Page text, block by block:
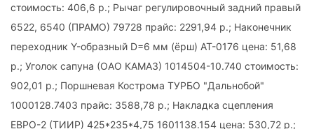
стоимость: 406,6 р.; Рычаг регулировочный задний правый
6522, 6540 (ПРАМО) 79728 прайс: 2291,94 р.; Наконечник
переходник Y-образный D=6 мм (ёрш) АТ-0176 цена: 51,68
р.; Уголок сапуна (ОАО КАМАЗ) 1014504-10.740 стоимость:
902,01 р.; Поршневая Кострома ТУРБО "Дальнобой"
1000128.7403 прайс: 3588,78 р.; Накладка сцепления
ЕВРО-2 (ТИИР) 425*235*4,75 1601138.154 цена: 530,72 р.;